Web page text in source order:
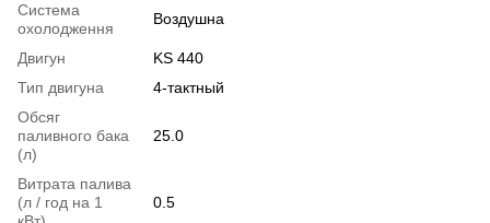
Система
охолодження
Воздушна
Двигун
KS 440
Тип двигуна
4-тактный
Обсяг
паливного бака
(л)
25.0
Витрата палива
(л / год на 1
0.5